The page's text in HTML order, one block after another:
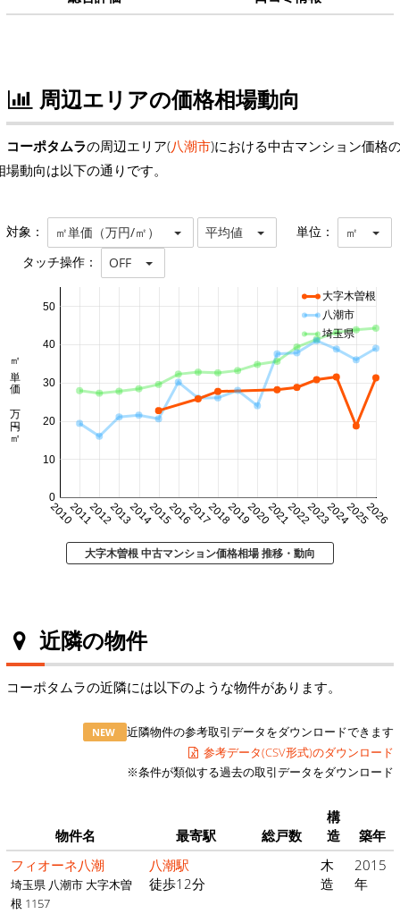
周辺エリアの価格相場動向
コーポタムラの周辺エリア(八潮市)における中古マンション価格
場動向は以下の通りです。
対象： ㎡単価（万円/㎡） 平均値 単位： ㎡
タッチ操作： OFF
20102011201220132014201520162017201820192020202120222023202420252026
0
10
20
30
40
50
㎡単価 万円/㎡
大字木曽根
八潮市
埼玉県
大字木曽根 中古マンション価格相場 推移・動向
近隣の物件
コーポタムラの近隣には以下のような物件があります。
NEW
近隣物件の参考取引データをダウンロードできます
参考データ(CSV形式)のダウンロード
※条件が類似する過去の取引データをダウンロード
物件名 最寄駅 総戸数
構
造
築年
フィオーネ八潮
埼玉県 八潮市 大字木曽
根 1157
八潮駅
徒歩12分
木
造
2015
年